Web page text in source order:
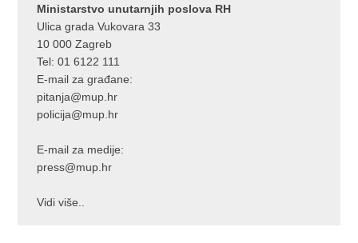
Ministarstvo unutarnjih poslova RH
Ulica grada Vukovara 33
10 000 Zagreb
Tel:01 6122 111
E-mail za građane:
pitanja@mup.hr
policija@mup.hr
E-mail za medije:
press@mup.hr
Vidi više..